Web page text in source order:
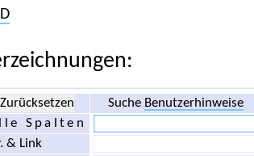
Zurücksetzen Suche Benutzerhinweise
Spalten
& Link